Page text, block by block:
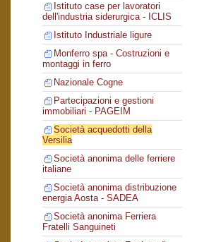
Istituto case per lavoratori
dell'industria siderurgica - ICLIS
Istituto Industriale ligure
Monferro spa - Costruzioni e
montaggi in ferro
Nazionale Cogne
Partecipazioni e gestioni
immobiliari - PAGEIM
Società acquedotti della
Versilia
Società anonima delle ferriere
italiane
Società anonima distribuzione
energia Aosta - SADEA
Società anonima Ferriera
Fratelli Sanguineti